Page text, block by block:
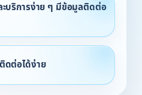
บริการง่าย ๆ มีข้อมูลติดต่อ
ต่อได้ง่าย